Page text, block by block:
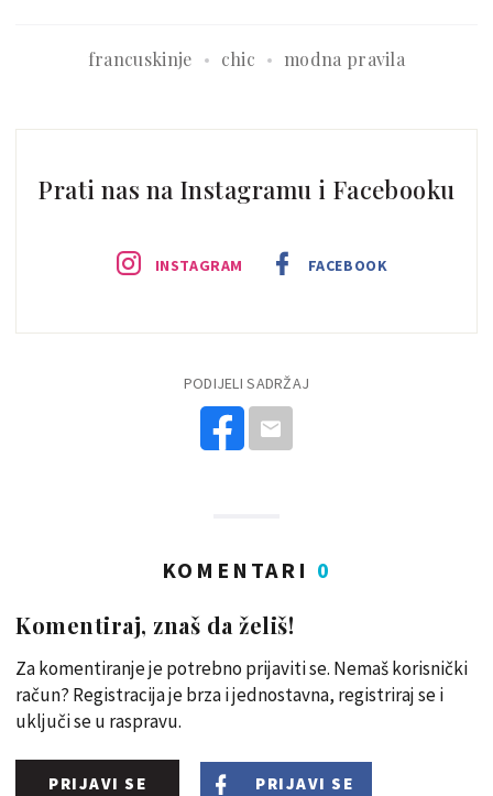
francuskinje chic modna pravila
Prati nas na Instagramu i Facebooku
INSTAGRAM FACEBOOK
PODIJELI SADRŽAJ
KOMENTARI 0
Komentiraj, znaš da želiš!
Za komentiranje je potrebno prijaviti se. Nemaš korisnički
račun? Registracija je brza i jednostavna, registriraj se i
uključi se u raspravu.
PRIJAVI SE PRIJAVI SE